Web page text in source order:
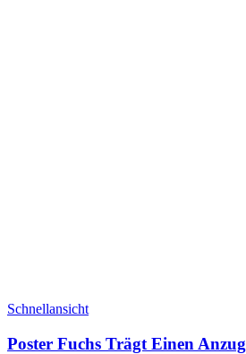
Schnellansicht
Poster Fuchs Trägt Einen Anzug